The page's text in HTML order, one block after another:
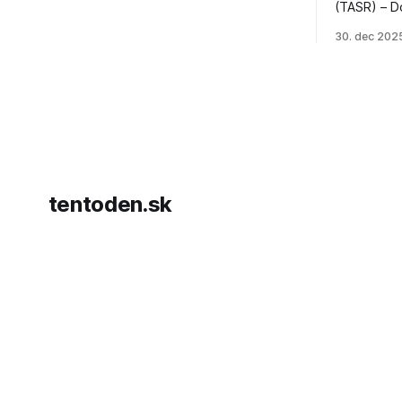
(TASR) –
vyhlásil,
30. dec
tentoden.sk